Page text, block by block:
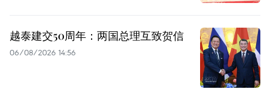
越泰建交50周年：两国总理互致贺信
06/08/2026 14:56